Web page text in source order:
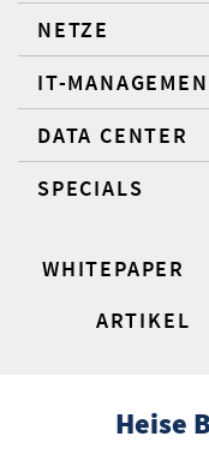
NETZE
IT-
DATA CENTER
SPECIALS
WHITEPAPER
ARTIKEL
Heise